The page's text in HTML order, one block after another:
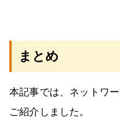
まとめ
本記事では、ネットワ
ご紹介しました。